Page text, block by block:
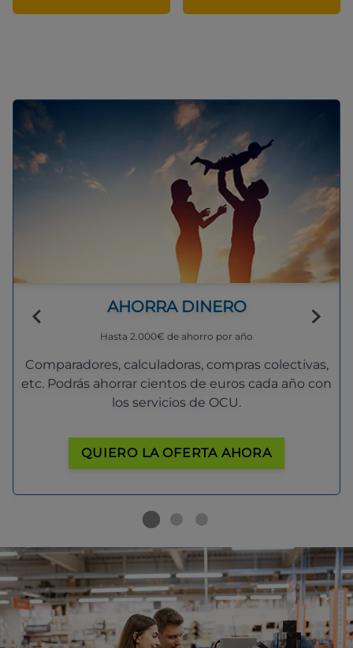
AHORRA DINERO
Hasta 2.000€ de ahorro por año
Comparadores, calculadoras, compras colectivas,
etc. Podrás ahorrar cientos de euros cada año con
los servicios de OCU.
QUIERO LA OFERTA AHORA